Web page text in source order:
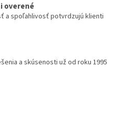
overené
a spoľahlivosť potvrdzujú klienti
a skúsenosti už od roku 1995